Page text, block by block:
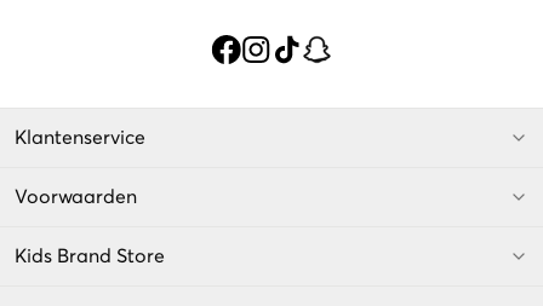
Klantenservice
Voorwaarden
Kids Brand Store